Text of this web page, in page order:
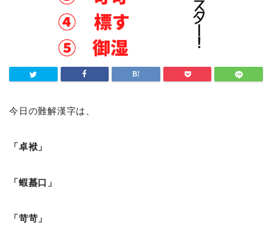
今日の難解漢字は、
「卓袱」
「蝦蟇口」
「苛苛」